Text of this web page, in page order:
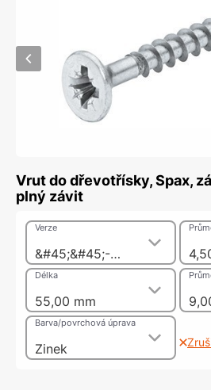
Vrut do dřevotřísky, Spax,
plný závit
&#45;&#45;-Hranatá špička s patentovaným profilem dříku a víceúčelovou hlavou
Verze
55,00 mm
Délka
Zinek
Barva/povrchová úprava